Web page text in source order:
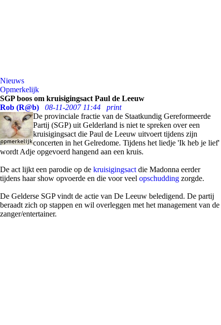
Nieuws
Opmerkelijk
SGP boos om kruisigingsact Paul de Leeuw
Rob (R@b)
08-11-2007 11:44
print
De provinciale fractie van de Staatkundig Gereformeerde
Partij (SGP) uit Gelderland is niet te spreken over een
kruisigingsact die Paul de Leeuw uitvoert tijdens zijn
concerten in het Gelredome. Tijdens het liedje 'Ik heb je lief'
wordt Adje opgevoerd hangend aan een kruis.
De act lijkt een parodie op de kruisigingsact die Madonna eerder
tijdens haar show opvoerde en die voor veel opschudding zorgde.
De Gelderse SGP vindt de actie van De Leeuw beledigend. De partij
beraadt zich op stappen en wil overleggen met het management van de
zanger/entertainer.